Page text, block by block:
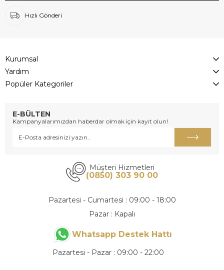
Hızlı Gönderi
Kurumsal
Yardım
Popüler Kategoriler
E-BÜLTEN
Kampanyalarımızdan haberdar olmak için kayıt olun!
Müşteri Hizmetleri
(0850) 303 90 00
Pazartesi - Cumartesi : 09:00 - 18:00
Pazar : Kapalı
Whatsapp Destek Hattı
Pazartesi - Pazar : 09:00 - 22:00